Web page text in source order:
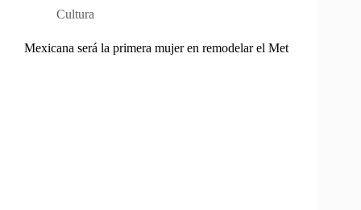
Cultura
Mexicana será la primera mujer en remodelar el Met